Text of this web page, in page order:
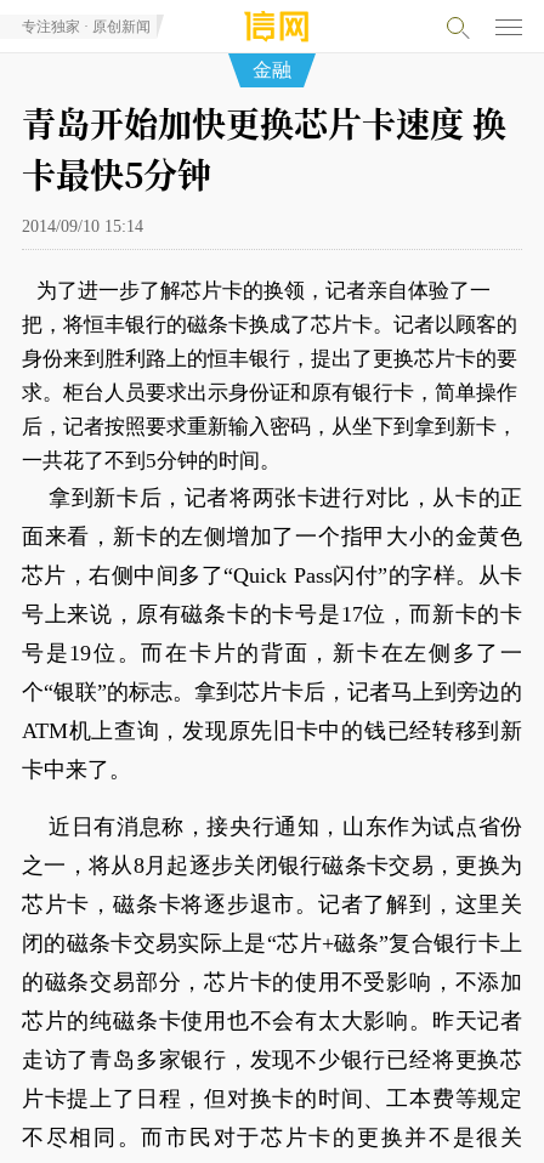
专注独家 · 原创新闻
金融
青岛开始加快更换芯片卡速度 换
卡最快5分钟
2014/09/10 15:14
为了进一步了解芯片卡的换领，记者亲自体验了一
把，将恒丰银行的磁条卡换成了芯片卡。记者以顾客的
身份来到胜利路上的恒丰银行，提出了更换芯片卡的要
求。柜台人员要求出示身份证和原有银行卡，简单操作
后，记者按照要求重新输入密码，从坐下到拿到新卡，
一共花了不到5分钟的时间。
拿到新卡后，记者将两张卡进行对比，从卡的正
面来看，新卡的左侧增加了一个指甲大小的金黄色
芯片，右侧中间多了“Quick Pass闪付”的字样。从卡
号上来说，原有磁条卡的卡号是17位，而新卡的卡
号是19位。而在卡片的背面，新卡在左侧多了一
个“银联”的标志。拿到芯片卡后，记者马上到旁边的
ATM机上查询，发现原先旧卡中的钱已经转移到新
卡中来了。
近日有消息称，接央行通知，山东作为试点省份
之一，将从8月起逐步关闭银行磁条卡交易，更换为
芯片卡，磁条卡将逐步退市。记者了解到，这里关
闭的磁条卡交易实际上是“芯片+磁条”复合银行卡上
的磁条交易部分，芯片卡的使用不受影响，不添加
芯片的纯磁条卡使用也不会有太大影响。昨天记者
走访了青岛多家银行，发现不少银行已经将更换芯
片卡提上了日程，但对换卡的时间、工本费等规定
不尽相同。而市民对于芯片卡的更换并不是很关